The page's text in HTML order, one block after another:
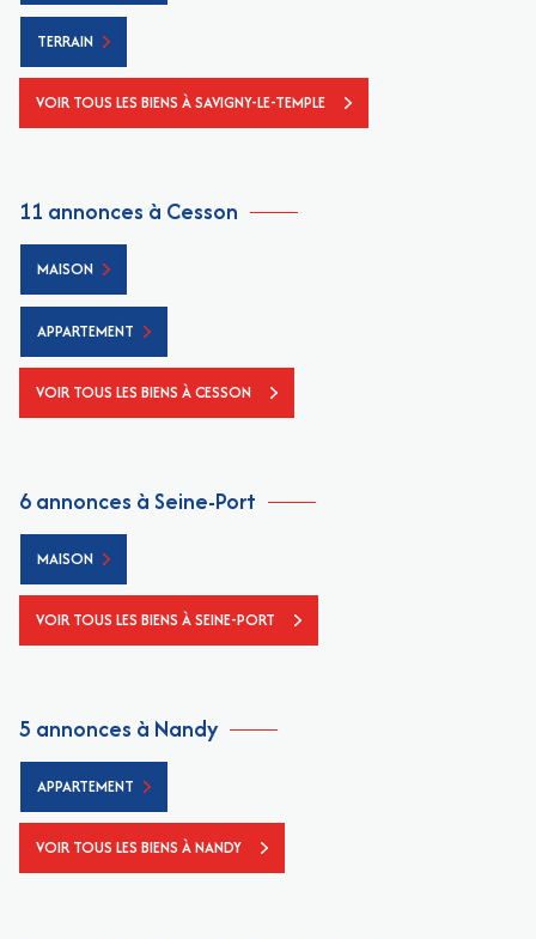
TERRAIN
VOIR TOUS LES BIENS À SAVIGNY-LE-TEMPLE
11 annonces à Cesson
MAISON
APPARTEMENT
VOIR TOUS LES BIENS À CESSON
6 annonces à Seine-Port
MAISON
VOIR TOUS LES BIENS À SEINE-PORT
5 annonces à Nandy
APPARTEMENT
VOIR TOUS LES BIENS À NANDY